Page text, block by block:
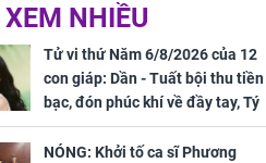
ở chợ lại có
dụng tốt
đứa con giống mình
như đúc nhưng bí mật
phía sau gây sốc
NHIỀU
Tử vi thứ Năm 6/8/2026 của 12
con giáp: Dần - Tuất bội thu tiền
bạc, đón phúc khí về đầy tay, Tý
- Mão công việc khó khăn, tiền
bạc đội nón ra đi
NÓNG: Khởi tố ca sĩ Phương